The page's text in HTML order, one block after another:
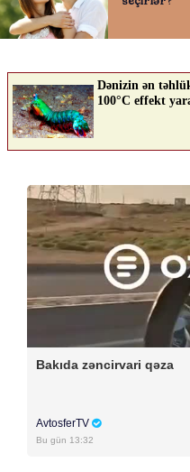
Bakıda zəncirvari qəza
AvtosferTV
Bu gün 13:32